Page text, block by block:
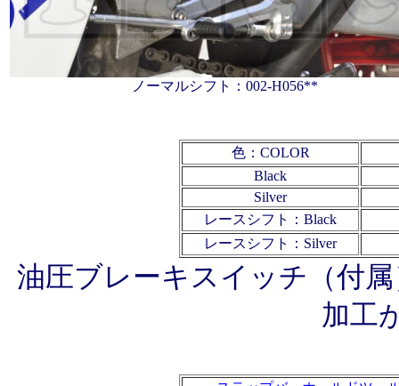
ノーマルシフト：002-H056**
色：COLOR
Black
Silver
レースシフト：Black
レースシフト：Silver
油圧ブレーキスイッチ（付
加工